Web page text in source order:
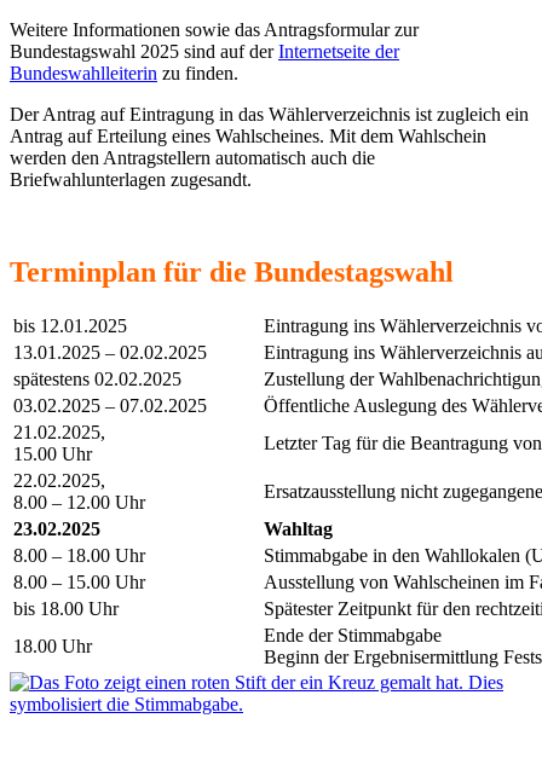
Weitere Informationen sowie das Antragsformular zur
Bundestagswahl 2025 sind auf derInternetseite der
Bundeswahlleiterin zu finden.
Der Antrag auf Eintragung in das Wählerverzeichnis ist zugleich ein
Antrag auf Erteilung eines Wahlscheines. Mit dem Wahlschein
werden den Antragstellern automatisch auch die
Briefwahlunterlagen zugesandt.
Terminplan für die Bundestagswahl
bis 12.01.2025
Eintragung ins Wählerverzeichnis
13.01.2025 – 02.02.2025
Eintragung ins Wählerverzeichnis
spätestens 02.02.2025
Zustellung der
03.02.2025 – 07.02.2025
Öffentliche Auslegung des
21.02.2025,
15.00 Uhr
Letzter Tag für die Beantragung
22.02.2025,
8.00 – 12.00 Uhr
Ersatzausstellung nicht
23.02.2025
Wahltag
8.00 – 18.00 Uhr
Stimmabgabe in den Wahllokalen
8.00 – 15.00 Uhr
Ausstellung von Wahlscheinen im
bis 18.00 Uhr
Spätester Zeitpunkt für den
18.00 Uhr
Ende der Stimmabgabe
Beginn der Ergebnisermittlung